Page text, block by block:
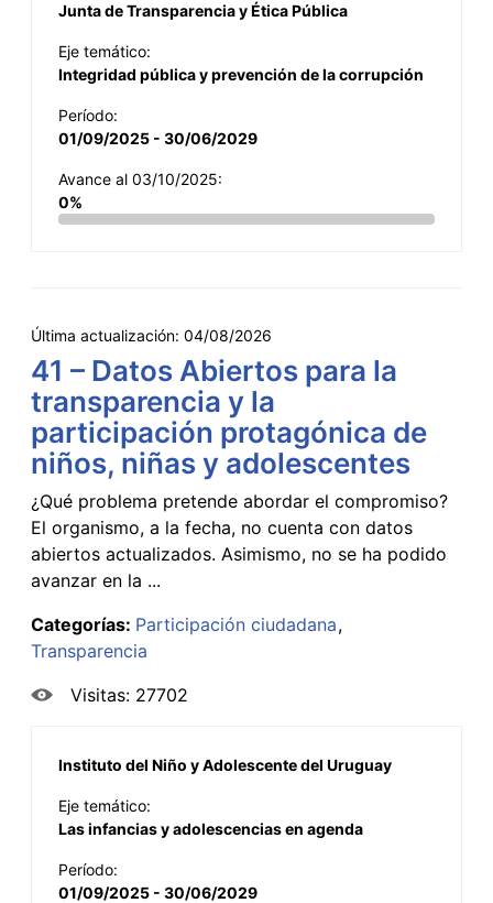
Junta de Transparencia y Ética Pública
Eje temático:
Integridad pública y prevención de la corrupción
Período:
01/09/2025 - 30/06/2029
Avance al 03/10/2025:
0%
Última actualización: 04/08/2026
41 – Datos Abiertos para la
transparencia y la
participación protagónica de
niños, niñas y adolescentes
¿Qué problema pretende abordar el compromiso?
El organismo, a la fecha, no cuenta con datos
abiertos actualizados. Asimismo, no se ha podido
avanzar en la ...
Categorías: Participación ciudadana
Transparencia
Visitas: 27702
Instituto del Niño y Adolescente del Uruguay
Eje temático:
Las infancias y adolescencias en agenda
Período:
01/09/2025 - 30/06/2029